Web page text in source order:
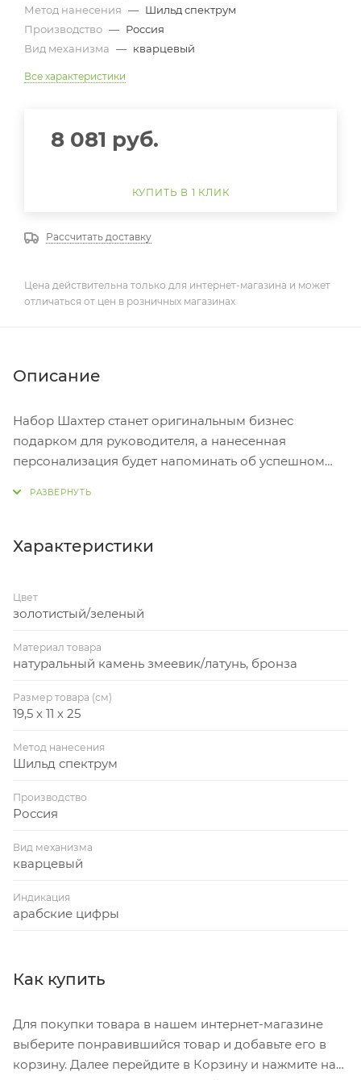
Метод нанесения — Шильд спектрум
Производство — Россия
Вид механизма — кварцевый
Все характеристики
8 081 руб.
КУПИТЬ В 1 КЛИК
Рассчитать доставку
Цена действительна только для интернет-магазина и может
отличаться от цен в розничных магазинах
Описание
Набор Шахтер станет оригинальным бизнес
подарком для руководителя, а нанесенная
персонализация будет напоминать об успешном
змеевик. Фигура изготовлена из
данный товар осуществляется бесплатно.
Оплачивается только настройка оборудования в
размере 1100 рублей на весь тираж.
Характеристики
Цвет
золотистый/зеленый
Материал товара
натуральный камень змеевик/латунь, бронза
Размер товара (см)
19,5 х 11 х 25
Метод нанесения
Шильд спектрум
Производство
Россия
Вид механизма
кварцевый
Индикация
арабские цифры
Как купить
Для покупки товара в нашем интернет-магазине
выберите понравившийся товар и добавьте его в
корзину. Далее перейдите в Корзину и нажмите на